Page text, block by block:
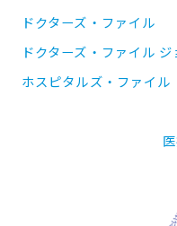
ドクターズ・ファイル
ドクターズ・ファイル
ホスピタルズ・ファイル